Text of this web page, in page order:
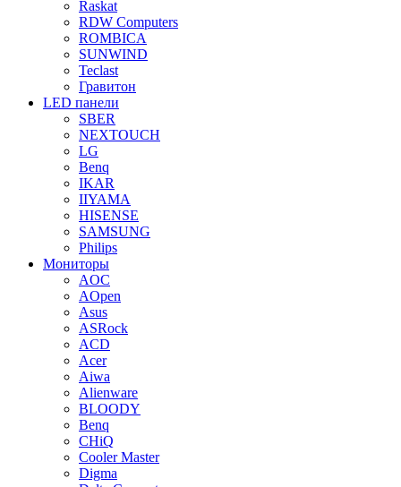
Raskat
RDW Computers
ROMBICA
SUNWIND
Teclast
Гравитон
LED панели
SBER
NEXTOUCH
LG
Benq
IKAR
IIYAMA
HISENSE
SAMSUNG
Philips
Мониторы
AOC
AOpen
Asus
ASRock
ACD
Acer
Aiwa
Alienware
BLOODY
Benq
CHiQ
Cooler Master
Digma